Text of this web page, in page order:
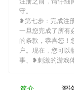
守。
❥第七步：完成注
一旦您完成了所有
的条款，恭喜您！
户。现在，您可以
事、❥刺激的游戏
简介 评